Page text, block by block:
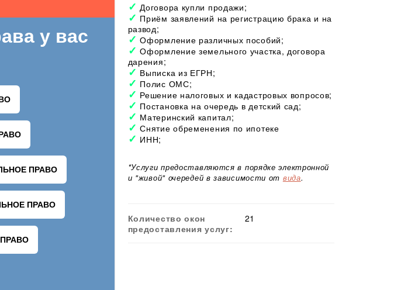
Договора купли продажи;
Приём заявлений на регистрацию брака и на
развод;
Оформление различных пособий;
Оформление земельного участка, договора
дарения;
Выписка из ЕГРН;
Полис ОМС;
Решение налоговых и кадастровых вопросов;
Постановка на очередь в детский сад;
Материнский капитал;
Снятие обременения по ипотеке
ИНН;
*Услуги предоставляются в порядке электронной
и "живой" очередей в зависимости от вида.
Количество окон
предоставления услуг:
21